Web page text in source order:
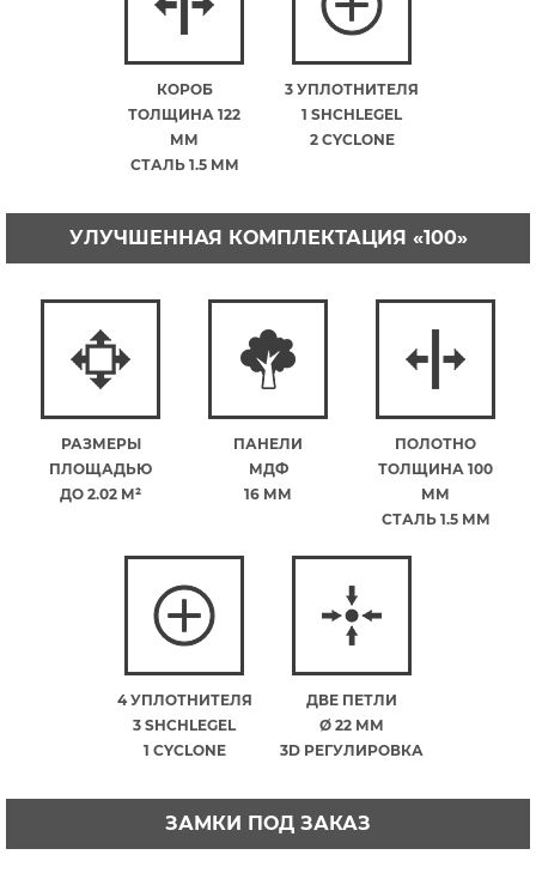
КОРОБ
ТОЛЩИНА 122
ММ
СТАЛЬ 1.5 ММ
3 УПЛОТНИТЕЛЯ
1 SHCHLEGEL
2 CYCLONE
УЛУЧШЕННАЯ КОМПЛЕКТАЦИЯ «100»
РАЗМЕРЫ
ПЛОЩАДЬЮ
ДО 2.02 М²
ПАНЕЛИ
МДФ
16 ММ
ПОЛОТНО
ТОЛЩИНА 100
ММ
СТАЛЬ 1.5 ММ
4 УПЛОТНИТЕЛЯ
3 SHCHLEGEL
1 CYCLONE
ДВЕ ПЕТЛИ
Ø 22 ММ
3D РЕГУЛИРОВКА
ЗАМКИ ПОД ЗАКАЗ